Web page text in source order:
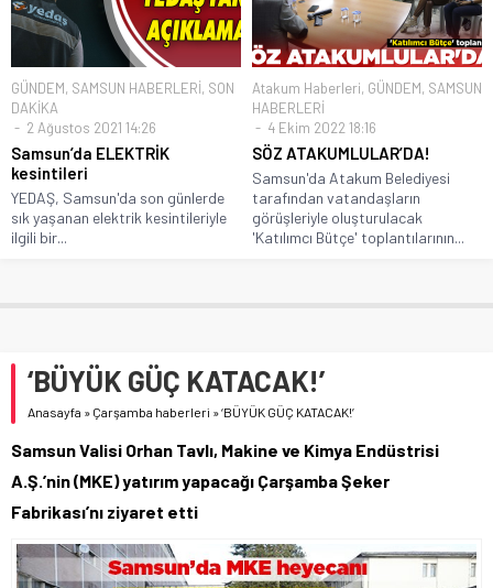
GÜNDEM, SAMSUN HABERLERİ, SON
DAKİKA
2 Ağustos 2021 14:26
Samsun’da ELEKTRİK
kesintileri
YEDAŞ, Samsun'da son günlerde
sık yaşanan elektrik kesintileriyle
ilgili bir...
Atakum Haberleri, GÜNDEM, SAMSUN
HABERLERİ
4 Ekim 2022 18:16
SÖZ ATAKUMLULAR’DA!
Samsun'da Atakum Belediyesi
tarafından vatandaşların
görüşleriyle oluşturulacak
'Katılımcı Bütçe' toplantılarının...
‘BÜYÜK GÜÇ KATACAK!’
Anasayfa » Çarşamba haberleri »‘BÜYÜK GÜÇ KATACAK!’
Samsun Valisi Orhan Tavlı, Makine ve Kimya Endüstrisi
A.Ş.’nin (MKE) yatırım yapacağı Çarşamba Şeker
Fabrikası’nı ziyaret etti